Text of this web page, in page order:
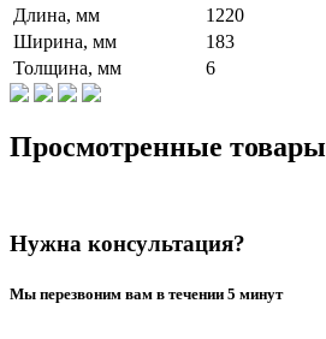
Длина, мм
1220
Ширина, мм
183
Толщина, мм
6
Просмотренные товары
Нужна консультация?
Мы перезвоним вам в течении 5 минут